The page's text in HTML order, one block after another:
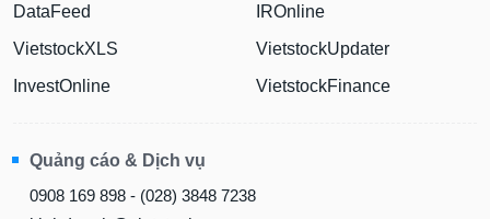
DataFeed
VietstockXLS
InvestOnline
IROnline
VietstockUpdater
VietstockFinance
Quảng cáo & Dịch vụ
0908 169 898 - (028) 3848 7238